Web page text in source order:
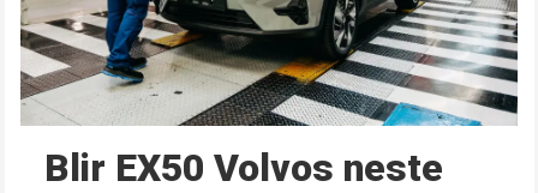
Blir EX50 Volvos neste